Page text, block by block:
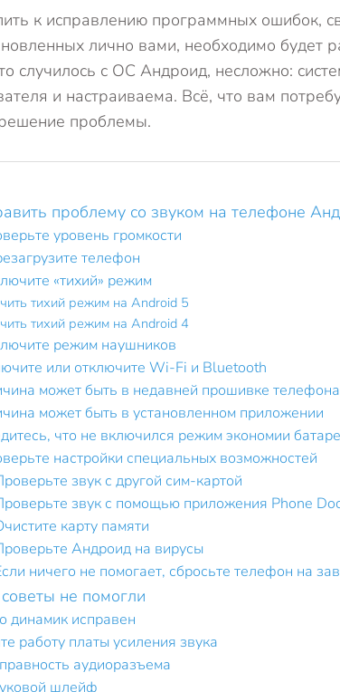
к исправлению программных ошибок,
лично вами, необходимо будет
случилось с ОС Андроид, несложно:
и настраиваема. Всё, что вам
проблемы.
проблему со звуком на телефоне
уровень громкости
телефон
«тихий» режим
тихий режим на Android 5
тихий режим на Android 4
режим наушников
или отключите Wi-Fi и Bluetooth
может быть в недавней прошивке телефона
может быть в установленном приложении
что не включился режим экономии
настройки специальных возможностей
звук с другой сим-картой
звук с помощью приложения Phone
карту памяти
Андроид на вирусы
ничего не помогает, сбросьте телефон на
не помогли
динамик исправен
работу платы усиления звука
аудиоразъема
шлейф